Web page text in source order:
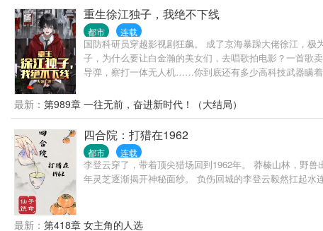
重生徐江独子，我绝不下线
都市 连载
国防科研员穿越影视剧狂飙。 成了京海暴躁大佬徐江，
子，为什么要让白金瀚的美女们，去唱歌拍电影？一首歌
导弹，察打一体无人机……你到底还有多少高科技武器
最新： 第989章 一往无前，奋进新时代！（大结局）
四合院：打猎在1962
都市 连载
李登云穿了，带着顶尖猎场回到1962年。 莽榛山林，野
年灵芝逐渐揭开神秘面纱。 负伤回城的李登云毅然扛起
最新： 第418章 女主角的人选